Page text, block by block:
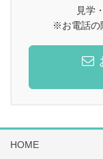
見学
※お電話の
HOME